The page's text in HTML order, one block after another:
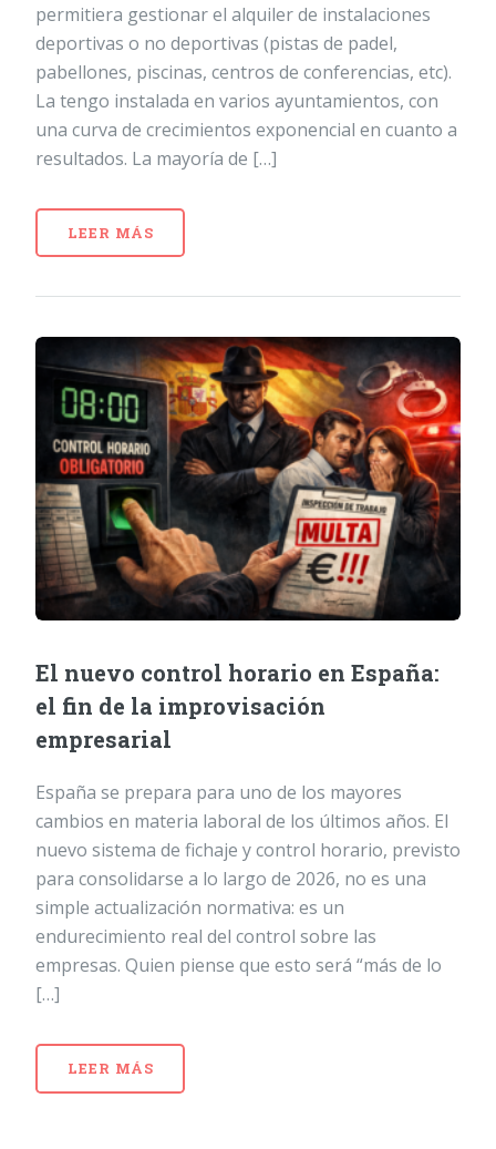
permitiera gestionar el alquiler de instalaciones
deportivas o no deportivas (pistas de padel,
pabellones, piscinas, centros de conferencias, etc).
La tengo instalada en varios ayuntamientos, con
una curva de crecimientos exponencial en cuanto a
resultados. La mayoría de […]
LEER MÁS
El nuevo control horario en España:
el fin de la improvisación
empresarial
España se prepara para uno de los mayores
cambios en materia laboral de los últimos años. El
nuevo sistema de fichaje y control horario, previsto
para consolidarse a lo largo de 2026, no es una
simple actualización normativa: es un
endurecimiento real del control sobre las
empresas. Quien piense que esto será “más de lo
[…]
LEER MÁS